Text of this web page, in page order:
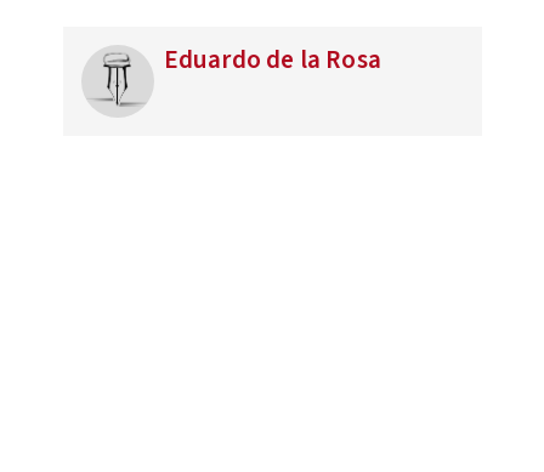
Eduardo de la Rosa